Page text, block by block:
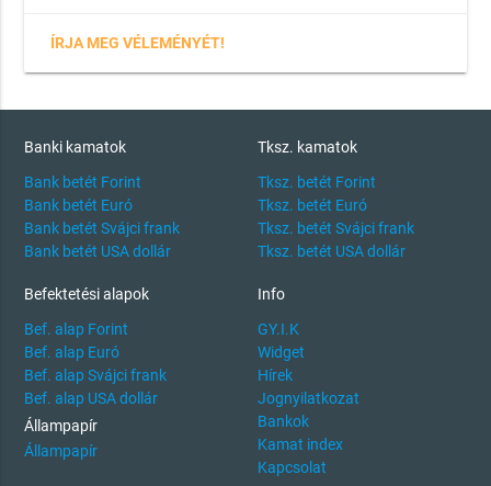
ÍRJA MEG VÉLEMÉNYÉT!
Banki kamatok
Bank betét Forint
Bank betét Euró
Bank betét Svájci frank
Bank betét USA dollár
Tksz. kamatok
Tksz. betét Forint
Tksz. betét Euró
Tksz. betét Svájci frank
Tksz. betét USA dollár
Befektetési alapok
Bef. alap Forint
Bef. alap Euró
Bef. alap Svájci frank
Bef. alap USA dollár
Állampapír
Állampapír
Info
GY.I.K
Widget
Hírek
Jognyilatkozat
Bankok
Kamat index
Kapcsolat